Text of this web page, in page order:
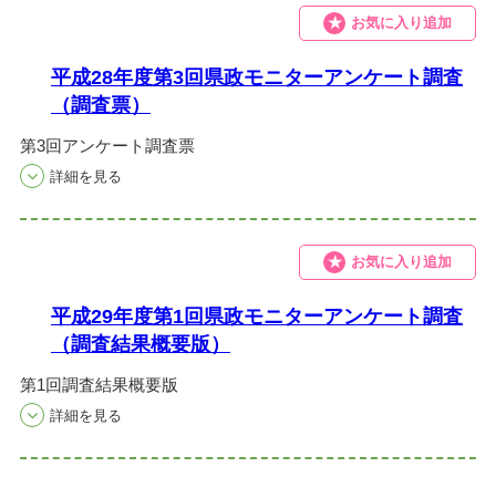
お気に入り追加
平成28年度第3回県政モニターアンケート調査
（調査票）
第3回アンケート調査票
お気に入り追加
平成29年度第1回県政モニターアンケート調査
（調査結果概要版）
第1回調査結果概要版